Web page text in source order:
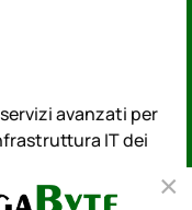
avanzati per
IT dei
×